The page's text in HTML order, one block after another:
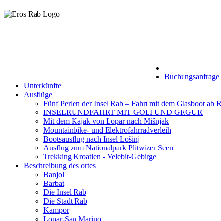
Buchungsanfrage
Unterkünfte
Ausflüge
Fünf Perlen der Insel Rab – Fahrt mit dem Glasboot ab
INSELRUNDFAHRT MIT GOLI UND GRGUR
Mit dem Kajak von Lopar nach Mišnjak
Mountainbike- und Elektrofahrradverleih
Bootsausflug nach Insel Lošinj
Ausflug zum Nationalpark Plitwizer Seen
Trekking Kroatien - Velebit-Gebirge
Beschreibung des ortes
Banjol
Barbat
Die Insel Rab
Die Stadt Rab
Kampor
Lopar-San Marino